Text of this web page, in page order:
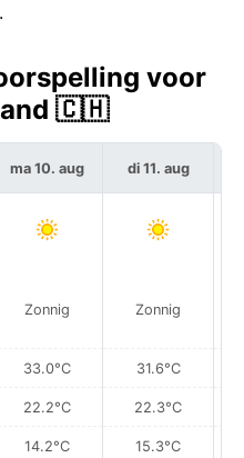
voor
🇨🇭
ma 10. aug
Zonnig
33.0°C
22.2°C
14.2°C
di 11. aug
Zonnig
31.6°C
22.3°C
15.3°C